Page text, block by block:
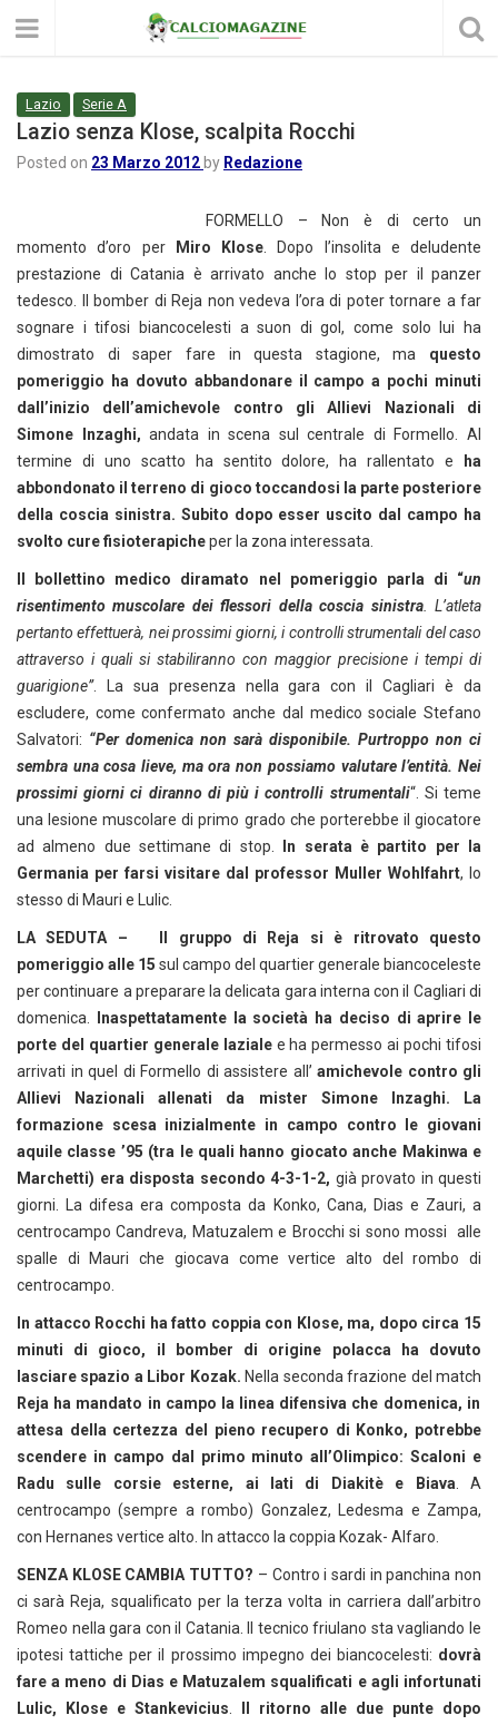
Lazio Serie A
Lazio senza Klose, scalpita Rocchi
Posted on 23 Marzo 2012 by Redazione
FORMELLO – Non è di certo un
momento d’oro perMiro Klose . Dopo l’insolita e deludente
prestazione di Catania è arrivato anche lo stop per il panzer
tedesco. Il bomber di Reja non vedeva l’ora di poter tornare a far
sognare i tifosi biancocelesti a suon di gol, come solo lui ha
dimostrato di saper fare in questa stagione, ma questo
pomeriggio ha dovuto abbandonare il campo a pochi minuti
dall’inizio dell’amichevole contro gli Allievi Nazionali di
Simone Inzaghi, andata in scena sul centrale di Formello. Al
termine di uno scatto ha sentito dolore, ha rallentato e
ha
abbondonato il terreno di gioco toccandosi la parte posteriore
della coscia sinistra. Subito dopo esser uscito dal campo ha
svolto cure fisioterapicheper la zona interessata.
Il bollettino medico diramato nel pomeriggio parla di “un
risentimento muscolare dei flessori della coscia sinistra. L’atleta
pertanto effettuerà, nei prossimi giorni, i controlli strumentali del caso
attraverso i quali si stabiliranno con maggior precisione i tempi di
guarigione”. La sua presenza nella gara con il Cagliari è da
escludere, come confermato anche dal medico sociale Stefano
Salvatori: “Per domenica non sarà disponibile. Purtroppo non ci
sembra una cosa lieve, ma ora non possiamo valutare l’entità. Nei
prossimi giorni ci diranno di più i controlli strumentali“. Si teme
una lesione muscolare di primo grado che porterebbe il giocatore
ad almeno due settimane di stop.
In serata è partito per la
Germania per farsi visitare dal professor Muller Wohlfahrt, lo
stesso di Mauri e Lulic.
LA SEDUTA – Il gruppo di Reja si è ritrovato questo
pomeriggio alle 15 sul campo del quartier generale biancoceleste
per continuare a preparare la delicata gara interna con il Cagliari di
domenica.
Inaspettatamente la società ha deciso di aprire le
porte del quartier generale lazialee ha permesso ai pochi tifosi
arrivati in quel di Formello di assistere all’ amichevole contro gli
Allievi Nazionali allenati da mister Simone Inzaghi. La
formazione scesa inizialmente in campo contro le giovani
aquile classe ’95 (tra le quali hanno giocato anche Makinwa e
Marchetti) era disposta secondo 4-3-1-2, già provato in questi
giorni. La difesa era composta da Konko, Cana, Dias e Zauri, a
centrocampo Candreva, Matuzalem e Brocchi si sono mossi alle
spalle di Mauri che giocava come vertice alto del rombo di
centrocampo.
In attacco Rocchi ha fatto coppia con Klose, ma, dopo circa 15
minuti di gioco, il bomber di origine polacca ha dovuto
lasciare spazio a Libor Kozak. Nella seconda frazione del match
Reja ha mandato in campo la linea difensiva che domenica, in
attesa della certezza del pieno recupero di Konko, potrebbe
scendere in campo dal primo minuto all’Olimpico: Scaloni e
Radu sulle corsie esterne, ai lati di Diakitè e Biava . A
centrocampo (sempre a rombo) Gonzalez, Ledesma e Zampa,
con Hernanes vertice alto. In attacco la coppia Kozak- Alfaro.
SENZA KLOSE CAMBIA TUTTO? – Contro i sardi in panchina non
ci sarà Reja, squalificato per la terza volta in carriera dall’arbitro
Romeo nella gara con il Catania. Il tecnico friulano sta vagliando le
ipotesi tattiche per il prossimo impegno dei biancocelesti: dovrà
fare a meno di Dias e Matuzalem squalificati e agli infortunati
Lulic, Klose e Stankevicius
Il ritorno alle due punte dopo